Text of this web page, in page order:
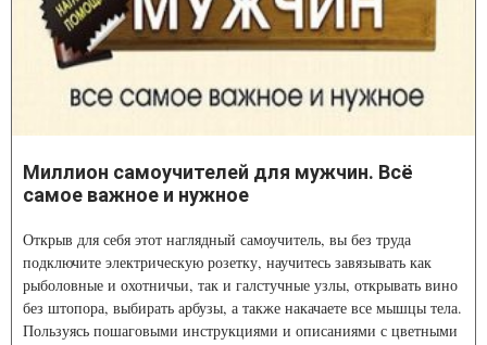
Миллион самоучителей для мужчин. Всё
самое важное и нужное
Открыв для себя этот наглядный самоучитель, вы без труда
подключите электрическую розетку, научитесь завязывать как
рыболовные и охотничьи, так и галстучные узлы, открывать вино
без штопора, выбирать арбузы, а также накачаете все мышцы тела.
Пользуясь пошаговыми инструкциями и описаниями с цветными